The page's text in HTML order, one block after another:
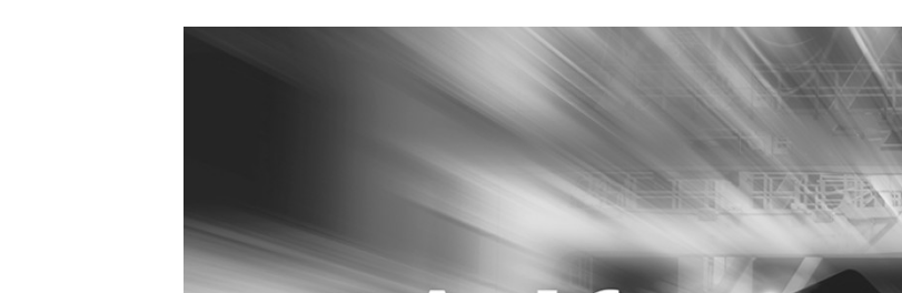
Gedragsverandering
Interne communicatie
Purpose Marketing
Reputatie & crisis